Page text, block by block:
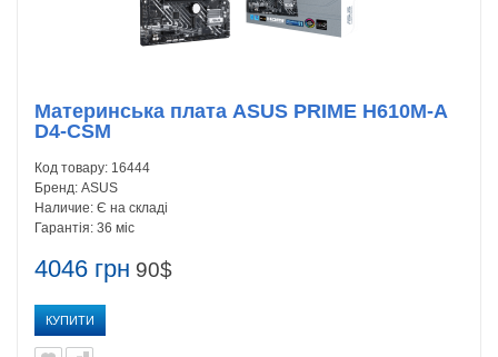
4046 грн 90$
КУПИТИ
Материнська плата ASUS PRIME H610M-A
D4-CSM
Код товару: 16444
Бренд: ASUS
Наличие: Є на складі
Гарантія: 36 міс